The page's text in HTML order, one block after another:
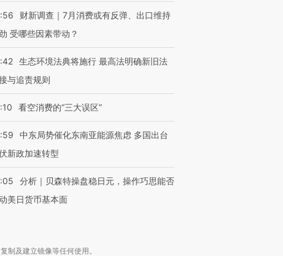
财新调查｜7月消费或有反弹、出口维持
受哪些因素带动？
生态环境法典将施行 最高法明确新旧法
与追责规则
看空消费的“三大误区”
中东局势催化东南亚能源焦虑 多国出台
新政加速转型
分析｜贝森特操盘稳日元，操作巧思能否
美日货币基本面
制及建立镜像等任何使用。